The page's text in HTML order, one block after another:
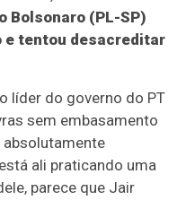
Bolsonaro (PL-SP)
e tentou desacreditar
líder do governo do PT
sem embasamento
ali praticando uma
parece que Jair